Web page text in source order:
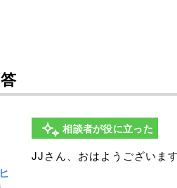
相談者が役に立った
JJさん、おはようございま